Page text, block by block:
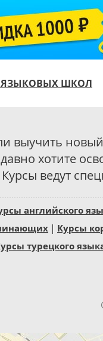
ЯЗЫКОВЫХ ШКОЛ
выучить
хотите
ведут
английского
Курсы
турецкого